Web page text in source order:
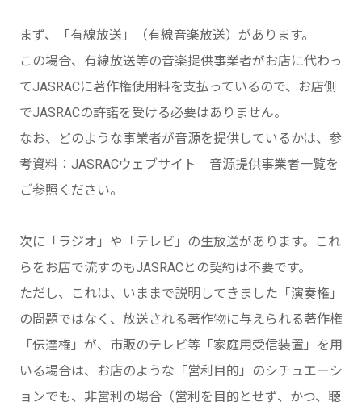
まず、「有線放送」（有線音楽放送）があります。
この場合、有線放送等の音楽提供事業者がお店に代わっ
てJASRACに著作権使用料を支払っているので、お店側
でJASRACの許諾を受ける必要はありません。
なお、どのような事業者が音源を提供しているかは、参
考資料：JASRACウェブサイト 音源提供事業者一覧を
ご参照ください。
次に「ラジオ」や「テレビ」の生放送があります。これ
らをお店で流すのもJASRACとの契約は不要です。
ただし、これは、いままで説明してきました「演奏権」
の問題ではなく、放送される著作物に与えられる著作権
「伝達権」が、市販のテレビ等「家庭用受信装置」を用
いる場合は、お店のような「営利目的」のシチュエーシ
ョンでも、非営利の場合（営利を目的とせず、かつ、聴